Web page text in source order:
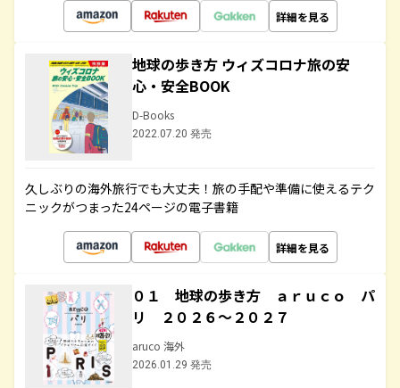
詳細を見る
地球の歩き方 ウィズコロナ旅の安
心・安全BOOK
D-Books
2022.07.20 発売
久しぶりの海外旅行でも大丈夫！旅の手配や準備に使えるテク
ニックがつまった24ページの電子書籍
詳細を見る
０１ 地球の歩き方 ａｒｕｃｏ パ
リ ２０２６～２０２７
aruco 海外
2026.01.29 発売